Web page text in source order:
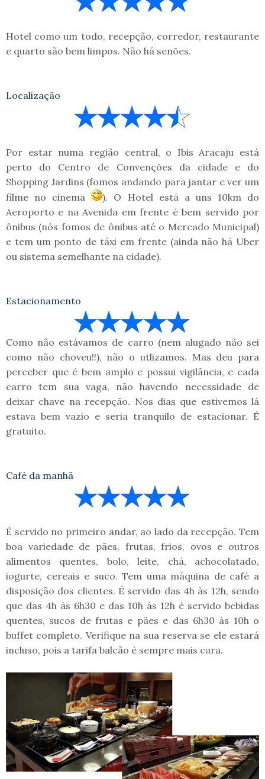
Hotel como um todo, recepção, corredor, restaurante
e quarto são bem limpos. Não há senões.
Localização
Por estar numa região central, o Ibis Aracaju está
perto do Centro de Convenções da cidade e do
Shopping Jardins (fomos andando para jantar e ver um
filme no cinema
). O Hotel está a uns 10km do
Aeroporto e na Avenida em frente é bem servido por
ônibus (nós fomos de ônibus até o Mercado Municipal)
e tem um ponto de táxi em frente (ainda não há Uber
ou sistema semelhante na cidade).
Estacionamento
Como não estávamos de carro (nem alugado não sei
como não choveu!!), não o utlizamos. Mas deu para
perceber que é bem amplo e possui vigilância, e cada
carro tem sua vaga, não havendo necessidade de
deixar chave na recepção. Nos dias que estivemos lá
estava bem vazio e seria tranquilo de estacionar. É
gratuito.
Café da manhã
É servido no primeiro andar, ao lado da recepção. Tem
boa variedade de pães, frutas, frios, ovos e outros
alimentos quentes, bolo, leite, chá, achocolatado,
iogurte, cereais e suco. Tem uma máquina de café a
disposição dos clientes. É servido das 4h às 12h, sendo
que das 4h às 6h30 e das 10h às 12h é servido bebidas
quentes, sucos de frutas e pães e das 6h30 às 10h o
buffet completo. Verifique na sua reserva se ele estará
incluso, pois a tarifa balcão é sempre mais cara.